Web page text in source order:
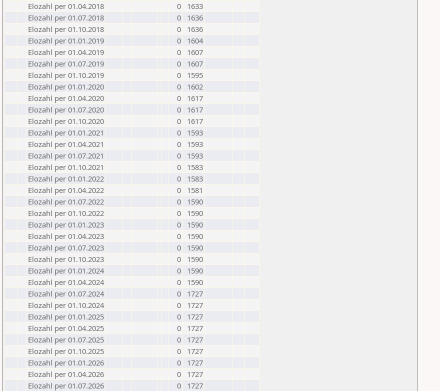
Elozahl per 01.04.2018
0
1633
Elozahl per 01.07.2018
0
1636
Elozahl per 01.10.2018
0
1636
Elozahl per 01.01.2019
0
1604
Elozahl per 01.04.2019
0
1607
Elozahl per 01.07.2019
0
1607
Elozahl per 01.10.2019
0
1595
Elozahl per 01.01.2020
0
1602
Elozahl per 01.04.2020
0
1617
Elozahl per 01.07.2020
0
1617
Elozahl per 01.10.2020
0
1617
Elozahl per 01.01.2021
0
1593
Elozahl per 01.04.2021
0
1593
Elozahl per 01.07.2021
0
1593
Elozahl per 01.10.2021
0
1583
Elozahl per 01.01.2022
0
1583
Elozahl per 01.04.2022
0
1581
Elozahl per 01.07.2022
0
1590
Elozahl per 01.10.2022
0
1590
Elozahl per 01.01.2023
0
1590
Elozahl per 01.04.2023
0
1590
Elozahl per 01.07.2023
0
1590
Elozahl per 01.10.2023
0
1590
Elozahl per 01.01.2024
0
1590
Elozahl per 01.04.2024
0
1590
Elozahl per 01.07.2024
0
1727
Elozahl per 01.10.2024
0
1727
Elozahl per 01.01.2025
0
1727
Elozahl per 01.04.2025
0
1727
Elozahl per 01.07.2025
0
1727
Elozahl per 01.10.2025
0
1727
Elozahl per 01.01.2026
0
1727
Elozahl per 01.04.2026
0
1727
Elozahl per 01.07.2026
0 1727